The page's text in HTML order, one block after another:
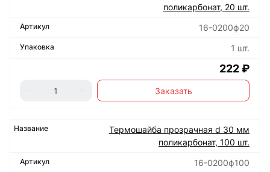
поликарбонат, 20 шт.
16-0200ф20
1 шт.
222 ₽
Заказать
Термошайба прозрачная d 30 мм
поликарбонат, 100 шт.
16-0200ф100